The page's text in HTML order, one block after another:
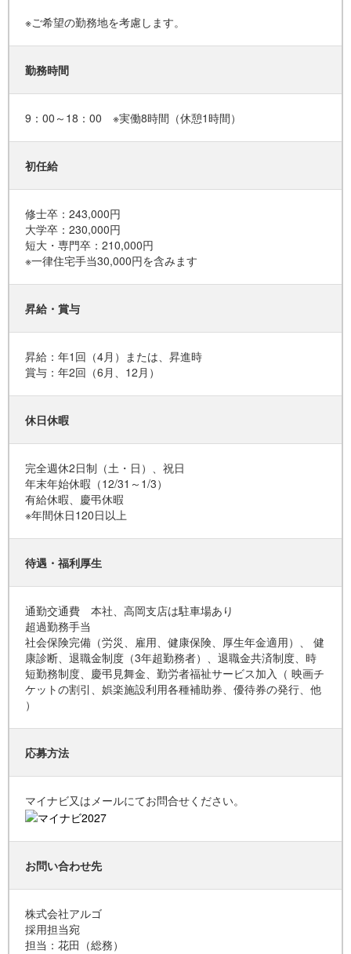
※ご希望の勤務地を考慮します。
勤務時間
9：00～18：00 ※実働8時間（休憩1時間）
初任給
修士卒：243,000円
大学卒：230,000円
短大・専門卒：210,000円
※一律住宅手当30,000円を含みます
昇給・賞与
昇給：年1回（4月）または、昇進時
賞与：年2回（6月、12月）
休日休暇
完全週休2日制（土・日）、祝日
年末年始休暇（12/31～1/3）
有給休暇、慶弔休暇
※年間休日120日以上
待遇・福利厚生
通勤交通費 本社、高岡支店は駐車場あり
超過勤務手当
社会保険完備（労災、雇用、健康保険、厚生年金適用）、 健
康診断、退職金制度（3年超勤務者）、退職金共済制度、時
短勤務制度、慶弔見舞金、勤労者福祉サービス加入（ 映画チ
ケットの割引、娯楽施設利用各種補助券、優待券の発行、他
）
応募方法
マイナビ又はメールにてお問合せください。
お問い合わせ先
株式会社アルゴ
採用担当宛
担当：花田（総務）